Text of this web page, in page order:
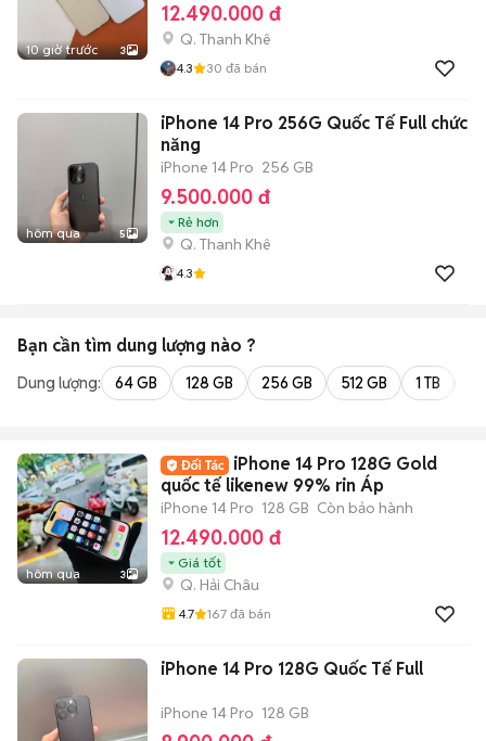
10 giờ trước 3
12.490.000 đ
Q. Thanh Khê
4.3 30 đã bán
hôm qua 5
iPhone 14 Pro 256G Quốc Tế Full chức
năng
iPhone 14 Pro 256 GB
9.500.000 đ
Rẻ hơn
Q. Thanh Khê
4.3
Bạn cần tìm dung lượng nào ?
Dung lượng: 64 GB 128 GB 256 GB 512 GB 1 TB
hôm qua 3
iPhone 14 Pro 128G Gold
quốc tế likenew 99% rin Áp
iPhone 14 Pro 128 GB Còn bảo hành
12.490.000 đ
Giá tốt
Q. Hải Châu
4.7 167 đã bán
iPhone 14 Pro 128G Quốc Tế Full
iPhone 14 Pro 128 GB